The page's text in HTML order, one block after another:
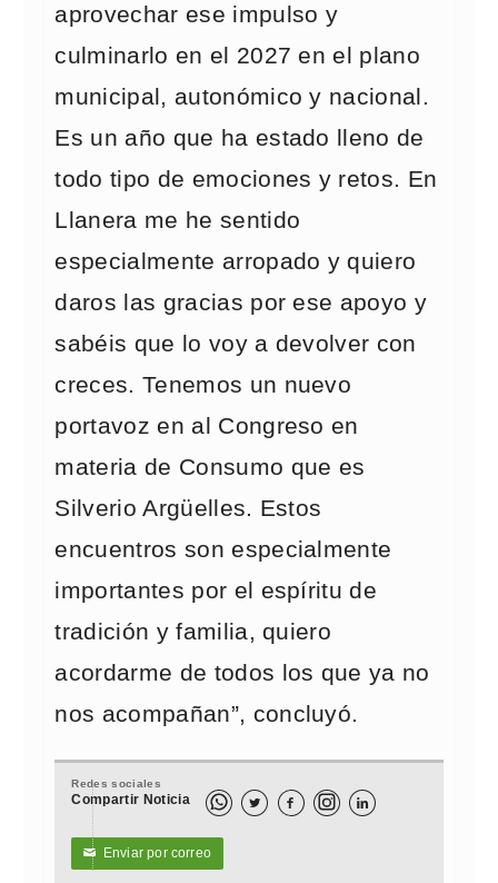
aprovechar ese impulso y
culminarlo en el 2027 en el plano
municipal, autonómico y nacional.
Es un año que ha estado lleno de
todo tipo de emociones y retos. En
Llanera me he sentido
especialmente arropado y quiero
daros las gracias por ese apoyo y
sabéis que lo voy a devolver con
creces. Tenemos un nuevo
portavoz en al Congreso en
materia de Consumo que es
Silverio Argüelles. Estos
encuentros son especialmente
importantes por el espíritu de
tradición y familia, quiero
acordarme de todos los que ya no
nos acompañan”, concluyó.
Redes sociales
Compartir Noticia   
✉ Enviar por correo